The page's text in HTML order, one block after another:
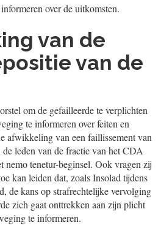
over de uitkomsten.
van de
van de
om de gefailleerde te verplichten
te informeren over feiten en
afwikkeling van een faillissement van
leden van de fractie van het CDA
nemo tenetur-beginsel. Ook vragen zij
kan leiden dat, zoals Insolad tijdens
de kans op strafrechtelijke vervolging
zich gaat onttrekken aan zijn plicht
te informeren.